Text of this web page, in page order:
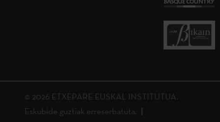
© 2026 ETXEPARE EUSKAL INSTITUTUA.
Eskubide guztiak erreserbatuta.